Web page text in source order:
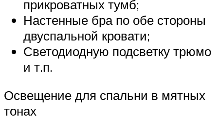
прикроватных тумб;
Настенные бра по обе стороны
двуспальной кровати;
Светодиодную подсветку трюмо
и т.п.
Освещение для спальни в мятных
тонах